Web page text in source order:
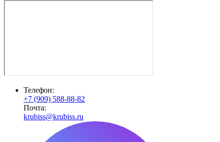
Телефон:
+7 (909) 588-88-82
Почта:
krubiss@krubiss.ru